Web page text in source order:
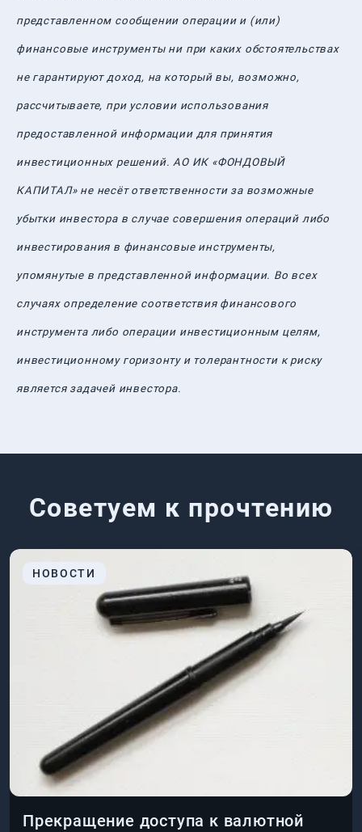
представленном сообщении операции и (или)
финансовые инструменты ни при каких обстоятельствах
не гарантируют доход, на который вы, возможно,
рассчитываете, при условии использования
предоставленной информации для принятия
инвестиционных решений. АО ИК «ФОНДОВЫЙ
КАПИТАЛ» не несёт ответственности за возможные
убытки инвестора в случае совершения операций либо
инвестирования в финансовые инструменты,
упомянутые в представленной информации. Во всех
случаях определение соответствия финансового
инструмента либо операции инвестиционным целям,
инвестиционному горизонту и толерантности к риску
является задачей инвестора.
Советуем к прочтению
НОВОСТИ
Прекращение доступа к валютной